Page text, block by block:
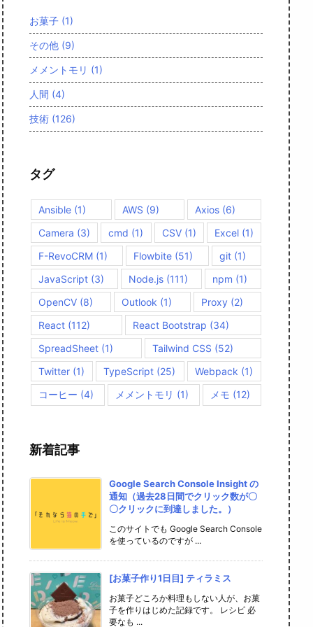
お菓子 (1)
その他 (9)
メメントモリ (1)
人間 (4)
技術 (126)
タグ
Ansible (1) AWS (9) Axios (6)
Camera (3) cmd (1) CSV(1) Excel(1)
F-RevoCRM (1) Flowbite (51) git(1)
JavaScript (3) Node.js (111) npm (1)
OpenCV (8) Outlook (1) Proxy (2)
React (112) React Bootstrap (34)
SpreadSheet (1) Tailwind CSS (52)
Twitter (1) TypeScript (25) Webpack (1)
コーヒー (4) メメントモリ (1) メモ (12)
新着記事
Google Search Console Insight の
通知（過去28日間でクリック数が〇
〇クリックに到達しました。）
このサイトでも Google Search Console
を使っているのですが ...
[お菓子作り1日目] ティラミス
お菓子どころか料理もしない人が、お菓
子を作りはじめた記録です。 レシピ 必
要なも ...